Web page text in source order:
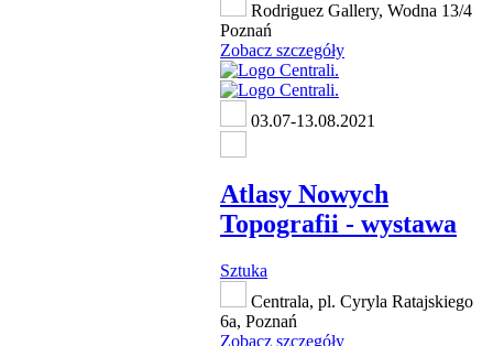
Rodriguez Gallery, Wodna 13/4
Poznań
Zobacz szczegóły
03.07-13.08.2021
Atlasy Nowych
Topografii - wystawa
Sztuka
Centrala, pl. Cyryla Ratajskiego
6a, Poznań
Zobacz szczegóły